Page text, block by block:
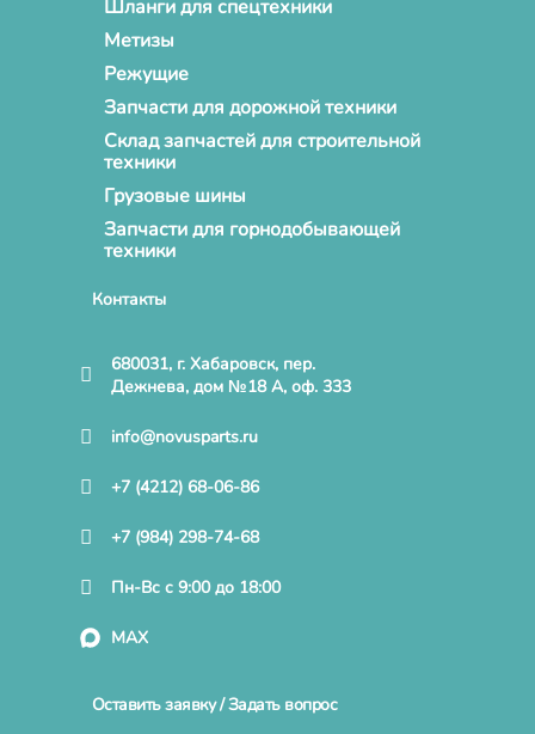
Шланги для спецтехники
Метизы
Режущие
Запчасти для дорожной техники
Склад запчастей для строительной
техники
Грузовые шины
Запчасти для горнодобывающей
техники
Контакты
680031, г. Хабаровск, пер.
Дежнева, дом №18 А, оф. 333
info@novusparts.ru
+7 (4212) 68-06-86
+7 (984) 298-74-68
Пн-Вс с 9:00 до 18:00
MAX
Оставить заявку / Задать вопрос